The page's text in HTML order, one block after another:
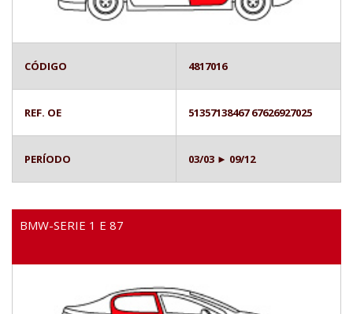
CÓDIGO 4817016
REF. OE 51357138467 67626927025
PERÍODO 03/03 ► 09/12
BMW-SERIE 1 E 87